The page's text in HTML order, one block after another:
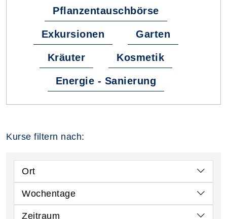
Pflanzentauschbörse
Exkursionen Garten
Kräuter Kosmetik
Energie - Sanierung
Kurse filtern nach:
Ort
Wochentage
Zeitraum